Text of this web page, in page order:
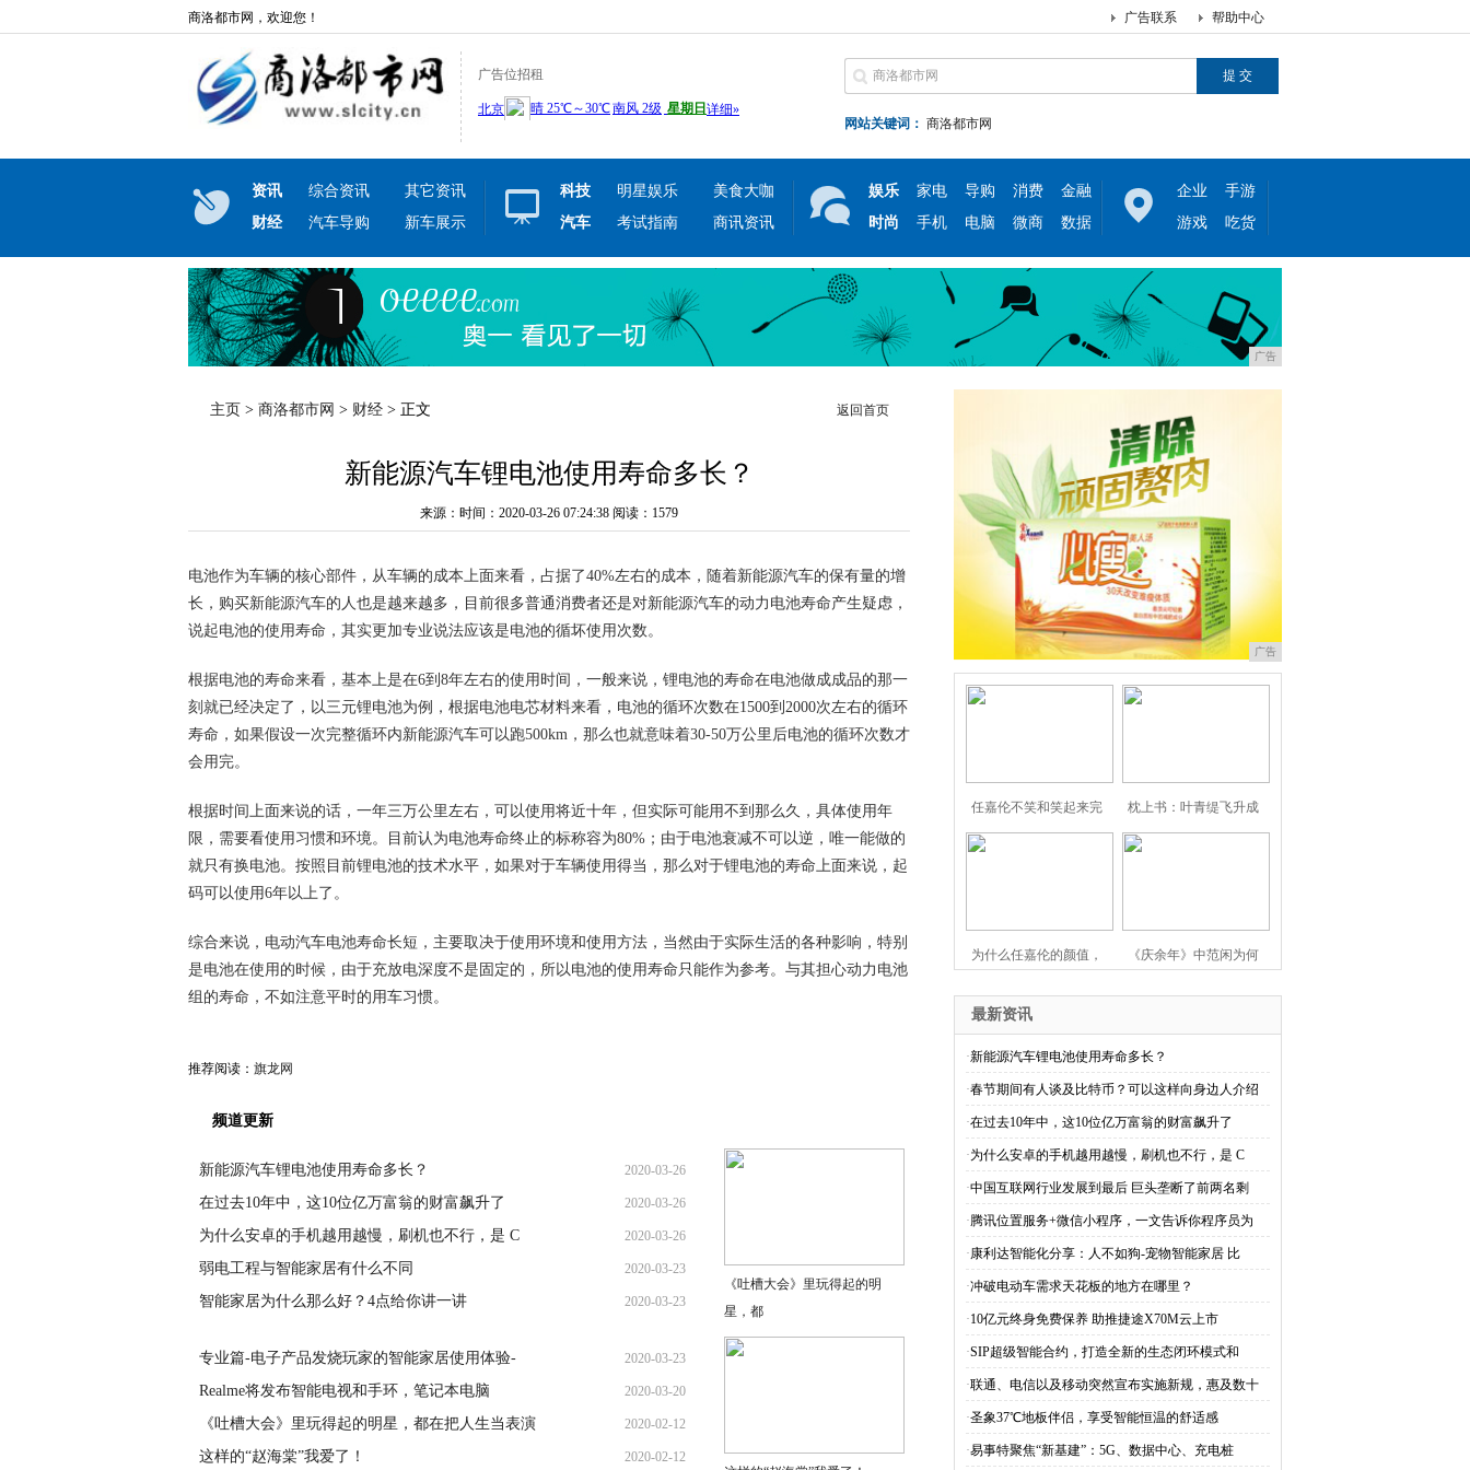
商洛都市网，欢迎您！ 帮助中心
广告联系
广告位招租
网站关键词： 商洛都市网
资讯 综合资讯
其它资讯
财经
汽车导购 新车展示
科技 明星娱乐
美食大咖
汽车
考试指南 商讯资讯
娱乐 家电 导购 消费
金融
时尚
手机 电脑 微商 数据
企业
手游
游戏
吃货
广告
主页 > 商洛都市网 > 财经 > 正文 返回首页
新能源汽车锂电池使用寿命多长？
来源：时间：2020-03-26 07:24:38 阅读：1579
电池作为车辆的核心部件，从车辆的成本上面来看，占据了40%左右的成本，随着新能源汽车的保有量的增
长，购买新能源汽车的人也是越来越多，目前很多普通消费者还是对新能源汽车的动力电池寿命产生疑虑，
说起电池的使用寿命，其实更加专业说法应该是电池的循坏使用次数。
根据电池的寿命来看，基本上是在6到8年左右的使用时间，一般来说，锂电池的寿命在电池做成成品的那一
刻就已经决定了，以三元锂电池为例，根据电池电芯材料来看，电池的循环次数在1500到2000次左右的循环
寿命，如果假设一次完整循环内新能源汽车可以跑500km，那么也就意味着30-50万公里后电池的循环次数才
会用完。
根据时间上面来说的话，一年三万公里左右，可以使用将近十年，但实际可能用不到那么久，具体使用年
限，需要看使用习惯和环境。目前认为电池寿命终止的标称容为80%；由于电池衰减不可以逆，唯一能做的
就只有换电池。按照目前锂电池的技术水平，如果对于车辆使用得当，那么对于锂电池的寿命上面来说，起
码可以使用6年以上了。
综合来说，电动汽车电池寿命长短，主要取决于使用环境和使用方法，当然由于实际生活的各种影响，特别
是电池在使用的时候，由于充放电深度不是固定的，所以电池的使用寿命只能作为参考。与其担心动力电池
组的寿命，不如注意平时的用车习惯。
推荐阅读： 旗龙网
频道更新
新能源汽车锂电池使用寿命多长？ 2020-03-26
在过去10年中，这10位亿万富翁的财富飙升了 2020-03-26
为什么安卓的手机越用越慢，刷机也不行，是 C 2020-03-26
弱电工程与智能家居有什么不同 2020-03-23
智能家居为什么那么好？4点给你讲一讲 2020-03-23
专业篇-电子产品发烧玩家的智能家居使用体验- 2020-03-23
Realme将发布智能电视和手环，笔记本电脑 2020-03-20
《吐槽大会》里玩得起的明星，都在把人生当表演 2020-02-12
这样的“赵海棠”我爱了！ 2020-02-12
《吐槽大会》里玩得起的明
星，都
广告
任嘉伦不笑和笑起来完 枕上书：叶青缇飞升成
为什么任嘉伦的颜值， 《庆余年》中范闲为何
最新资讯
·新能源汽车锂电池使用寿命多长？
·春节期间有人谈及比特币？可以这样向身边人介绍
·在过去10年中，这10位亿万富翁的财富飙升了
·为什么安卓的手机越用越慢，刷机也不行，是 C
·中国互联网行业发展到最后 巨头垄断了前两名剩
·腾讯位置服务+微信小程序，一文告诉你程序员为
·康利达智能化分享：人不如狗-宠物智能家居 比
·冲破电动车需求天花板的地方在哪里？
·10亿元终身免费保养 助推捷途X70M云上市
·SIP超级智能合约，打造全新的生态闭环模式和
·联通、电信以及移动突然宣布实施新规，惠及数十
·圣象37℃地板伴侣，享受智能恒温的舒适感
·易事特聚焦“新基建”：5G、数据中心、充电桩